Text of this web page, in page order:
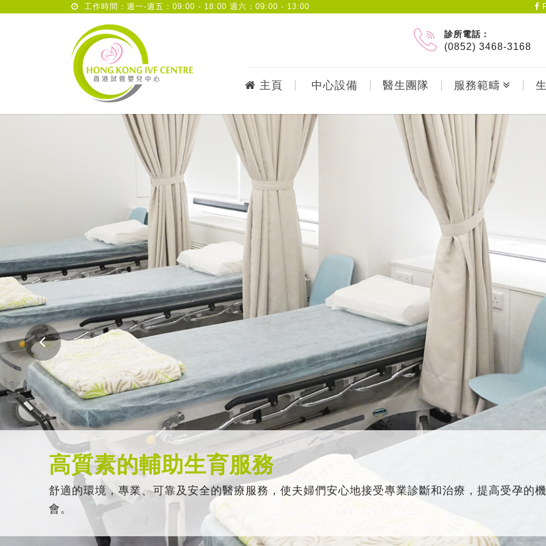
工作時間：週一-週五：09:00 - 18:00 週六：09:00 - 13:00
診所電話：
(0852) 3468-3168
主頁 中心設備 醫生團隊 服務範疇
高質素的輔助生育服務
舒適的環境，專業、可靠及安全的醫療服務，使夫婦們安心地接受專業診斷和治療，提高受孕的機
會。